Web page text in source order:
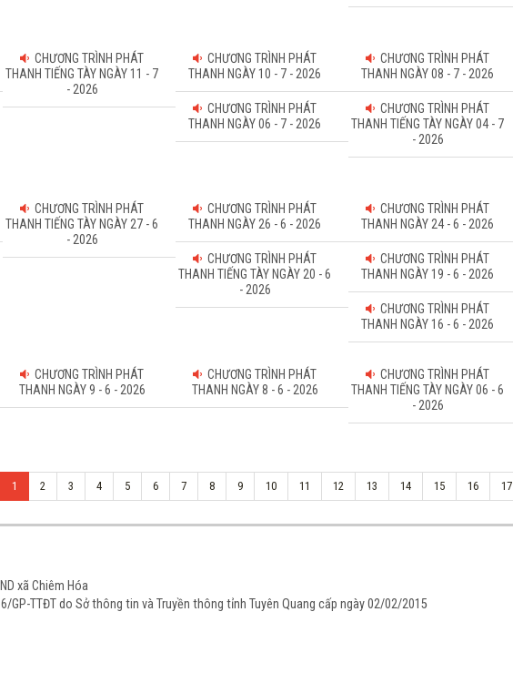
CHƯƠNG TRÌNH PHÁT
THANH TIẾNG TÀY NGÀY 11 - 7
- 2026
CHƯƠNG TRÌNH PHÁT
THANH NGÀY 10 - 7 - 2026
CHƯƠNG TRÌNH PHÁT
THANH NGÀY 08 - 7 - 2026
CHƯƠNG TRÌNH PHÁT
THANH NGÀY 06 - 7 - 2026
CHƯƠNG TRÌNH PHÁT
THANH TIẾNG TÀY NGÀY 04 - 7
- 2026
CHƯƠNG TRÌNH PHÁT
THANH TIẾNG TÀY NGÀY 27 - 6
- 2026
CHƯƠNG TRÌNH PHÁT
THANH NGÀY 26 - 6 - 2026
CHƯƠNG TRÌNH PHÁT
THANH NGÀY 24 - 6 - 2026
CHƯƠNG TRÌNH PHÁT
THANH TIẾNG TÀY NGÀY 20 - 6
- 2026
CHƯƠNG TRÌNH PHÁT
THANH NGÀY 19 - 6 - 2026
CHƯƠNG TRÌNH PHÁT
THANH NGÀY 16 - 6 - 2026
CHƯƠNG TRÌNH PHÁT
THANH NGÀY 9 - 6 - 2026
CHƯƠNG TRÌNH PHÁT
THANH NGÀY 8 - 6 - 2026
CHƯƠNG TRÌNH PHÁT
THANH TIẾNG TÀY NGÀY 06 - 6
- 2026
1 2 3 4 5 6 7 8 9 10 11 12 13 14 15 16 17
xã Chiêm Hóa
TTĐT do Sở thông tin và Truyền thông tỉnh Tuyên Quang cấp ngày 02/02/2015